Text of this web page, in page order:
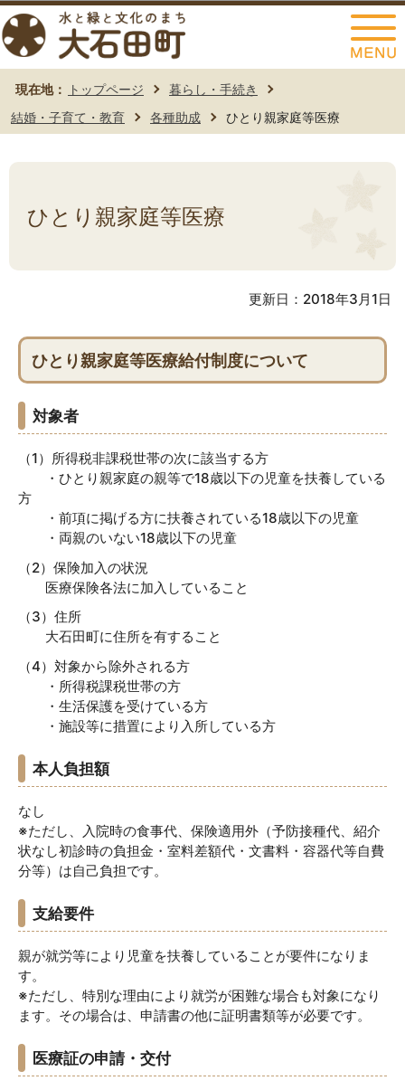
このページの本文へ移動
現在地： トップページ
暮らし・手続き
結婚・子育て・教育
各種助成 ひとり親家庭等医療
ひとり親家庭等医療
更新日：2018年3月1日
ひとり親家庭等医療給付制度について
対象者
（1）所得税非課税世帯の次に該当する方
・ひとり親家庭の親等で18歳以下の児童を扶養している
方
・前項に掲げる方に扶養されている18歳以下の児童
・両親のいない18歳以下の児童
（2）保険加入の状況
医療保険各法に加入していること
（3）住所
大石田町に住所を有すること
（4）対象から除外される方
・所得税課税世帯の方
・生活保護を受けている方
・施設等に措置により入所している方
本人負担額
なし
※ただし、入院時の食事代、保険適用外（予防接種代、紹介
状なし初診時の負担金・室料差額代・文書料・容器代等自費
分等）は自己負担です。
支給要件
親が就労等により児童を扶養していることが要件になりま
す。
※ただし、特別な理由により就労が困難な場合も対象になり
ます。その場合は、申請書の他に証明書類等が必要です。
医療証の申請・交付